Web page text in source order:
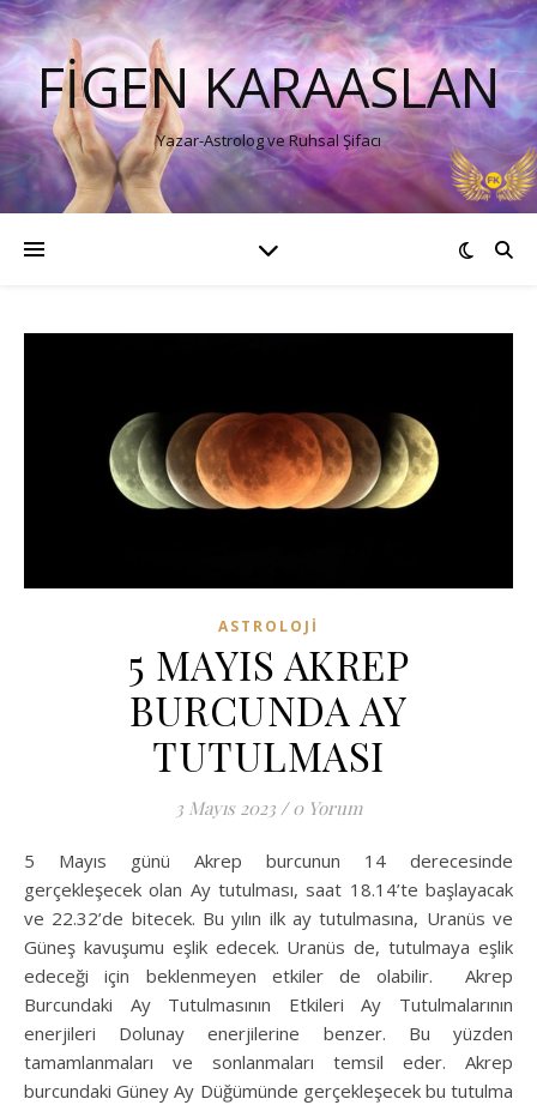
FIGEN KARAASLAN
Yazar-Astrolog ve Ruhsal Şifacı
ASTROLOJI
5 MAYIS AKREP
BURCUNDA AY
TUTULMASI
3 Mayıs 2023 / 0 Yorum
5 Mayıs günü Akrep burcunun 14 derecesinde
gerçekleşecek olan Ay tutulması, saat 18.14’te başlayacak
ve 22.32’de bitecek. Bu yılın ilk ay tutulmasına, Uranüs ve
Güneş kavuşumu eşlik edecek. Uranüs de, tutulmaya eşlik
edeceği için beklenmeyen etkiler de olabilir. Akrep
Burcundaki Ay Tutulmasının Etkileri Ay Tutulmalarının
enerjileri Dolunay enerjilerine benzer. Bu yüzden
tamamlanmaları ve sonlanmaları temsil eder. Akrep
burcundaki Güney Ay Düğümünde gerçekleşecek bu tutulma